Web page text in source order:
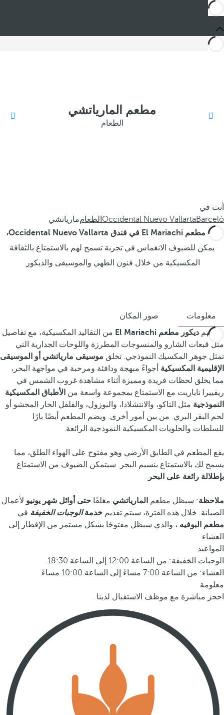
مطعم المارياتشي
الطعام
أنت في
Barceló
Occidental Nuevo Vallarta الطعاممارياتشي
في مطعم El Mariachi في فندق Occidental Nuevo Vallarta،
يمكن للضيوف الانغماس في تجربة تسمح لهم بالاستمتاع بالثقافة
المكسيكية من خلال فنون الطهي والموسيقى والديكور.
معلومات
صور المكان
يستلهم ديكور مطعم El Mariachi
من التقاليد المكسيكية، مع تفاصيل
مثل قبعات الشارو والمنسوجات المطرزة واللوحات الجدارية التي
تمثل جوهر المكسيك النموذجي. تخلق موسيقى مارياتشي أو الموسيقى
الإقليمية المكسيكية أجواءً مبهجة ودافئة ومرحبة في مواجهة البحر،
مما يخلق لحظات فريدة ومميزة أثناء مشاهدة غروب الشمس في
ريفييرا ناياريت مع الاستمتاع بمجموعة واسعة من الأطباق المكسيكية
النموذجية مثل التاكو، والانتشلادا، والبوزول، والفلفل الحار المحشو أو
لحم البقر البري. من بين أمور أخرى. ويضم المطعم أيضًا بارًا
للسلطات والحلويات المكسيكية النموذجية الرائعة.
يقع المطعم في الطابق الأرضي وهو مفتوح على الهواء الطلق، مما
يسمح لك بالاستمتاع بنسيم البحر. سيتمكن الضيوف من الاستمتاع
بإطلالة رائعة على البحر .
ملاحظة: سيظل مطعم المارياتشي مغلقًا حتى أوائل شهر يونيو لأعمال
الصيانة. خلال هذه الفترة، سيتم تقديم خدمةالوجبات الخفيفة في
مطعم البوفيه ، والذي سيظل مفتوحًا بشكل مستمر من الإفطار إلى
العشاء.
المواعيد
الوجبات الخفيفة: من الساعة 12:00 إلى الساعة 18:30.
العشاء: من الساعة 7:00 مساءً إلى الساعة 10:00 مساءً.
معلومة
احجز مباشرة مع موظف الاستقبال لدينا.